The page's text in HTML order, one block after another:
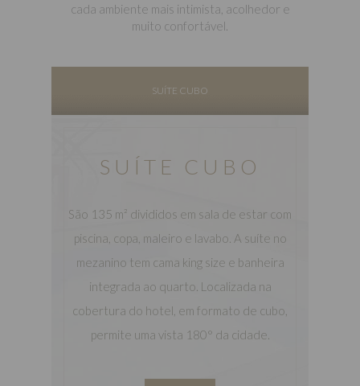
cada ambiente mais intimista, acolhedor e
muito confortável.
SUÍTE CUBO
SUÍTE CUBO
São 135 m² divididos em sala de estar com
piscina, copa, maleiro e lavabo. A suíte no
mezanino tem cama king size e banheira
integrada ao quarto. Localizada na
cobertura do hotel, em formato de cubo,
permite uma vista 180° da cidade.